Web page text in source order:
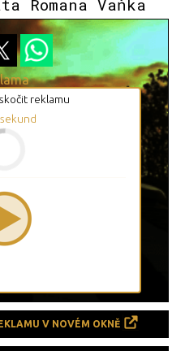
Romana Vaňka
reklamu
sekund
V NOVÉM OKNĚ